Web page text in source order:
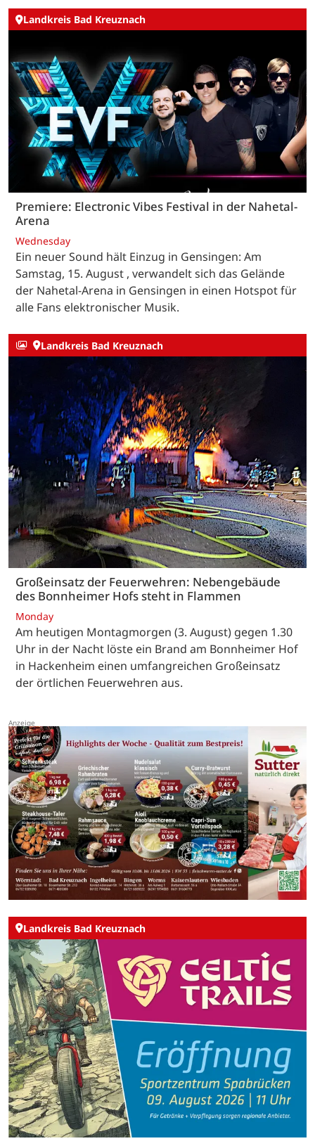
Landkreis Bad Kreuznach
Premiere: Electronic Vibes Festival in der Nahetal-
Arena
Wednesday
Ein neuer Sound hält Einzug in Gensingen: Am
Samstag, 15. August , verwandelt sich das Gelände
der Nahetal-Arena in Gensingen in einen Hotspot für
alle Fans elektronischer Musik.
Landkreis Bad Kreuznach
Großeinsatz der Feuerwehren: Nebengebäude
des Bonnheimer Hofs steht in Flammen
Monday
Am heutigen Montagmorgen (3. August) gegen 1.30
Uhr in der Nacht löste ein Brand am Bonnheimer Hof
in Hackenheim einen umfangreichen Großeinsatz
der örtlichen Feuerwehren aus.
Landkreis Bad Kreuznach